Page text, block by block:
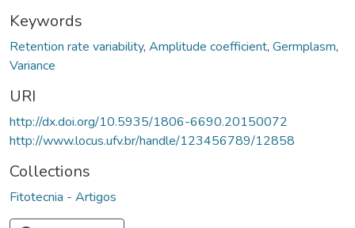
Keywords
Retention rate variability, Amplitude coefficient, Germplasm,
Variance
URI
http://dx.doi.org/10.5935/1806-6690.20150072
http://www.locus.ufv.br/handle/123456789/12858
Collections
Fitotecnia - Artigos